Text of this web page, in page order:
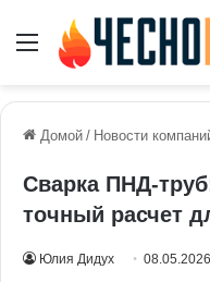
Меню
Домой / Новости
Сварка ПНД-
точный расчет
Юлия Дидух 08.05.2026